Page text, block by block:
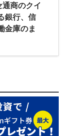
商のクイ
銀行、信
金庫のま